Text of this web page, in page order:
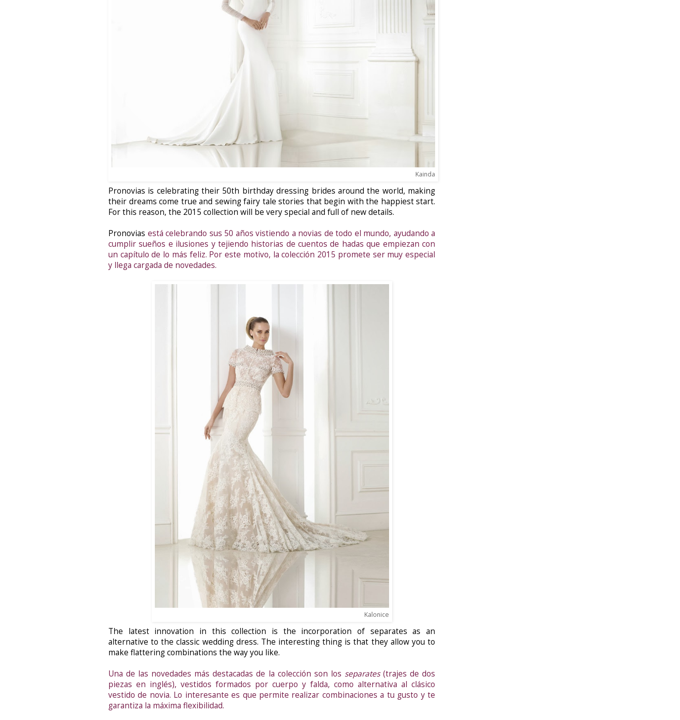
Kainda
Pronovias is celebrating their 50th birthday dressing brides around the world, making
their dreams come true and sewing fairy tale stories that begin with the happiest start.
For this reason, the 2015 collection will be very special and full of new details.
Pronovias está celebrando sus 50 años vistiendo a novias de todo el mundo, ayudando a
cumplir sueños e ilusiones y tejiendo historias de cuentos de hadas que empiezan con
un capítulo de lo más feliz. Por este motivo, la colección 2015 promete ser muy especial
y llega cargada de novedades.
Kalonice
The latest innovation in this collection is the incorporation of separates as an
alternative to the classic wedding dress. The interesting thing is that they allow you to
make flattering combinations the way you like.
Una de las novedades más destacadas de la colección son los separates(trajes de dos
piezas en inglés), vestidos formados por cuerpo y falda, como alternativa al clásico
vestido de novia. Lo interesante es que permite realizar combinaciones a tu gusto y te
garantiza la máxima flexibilidad.